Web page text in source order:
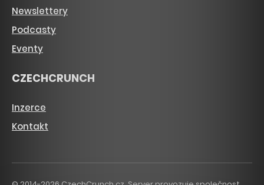
Newslettery
Podcasty
Eventy
CZECHCRUNCH
Inzerce
Kontakt